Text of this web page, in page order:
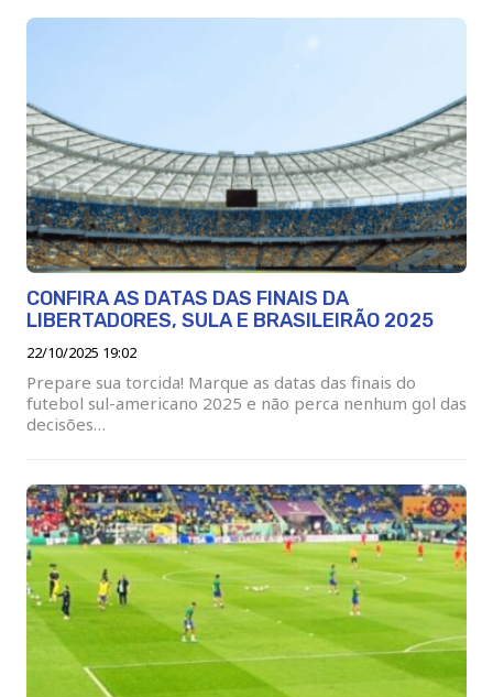
CONFIRA AS DATAS DAS FINAIS DA
LIBERTADORES, SULA E BRASILEIRÃO 2025
22/10/2025 19:02
Prepare sua torcida! Marque as datas das finais do
futebol sul-americano 2025 e não perca nenhum gol das
decisões…